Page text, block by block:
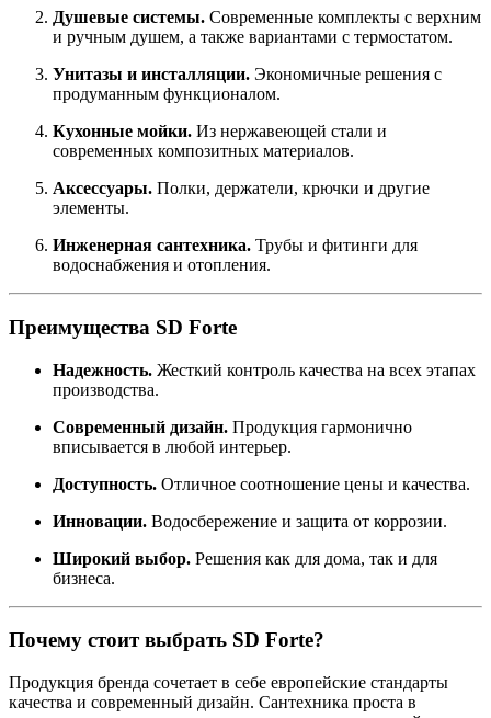
Душевые системы. Современные комплекты с верхним
и ручным душем, а также вариантами с термостатом.
Унитазы и инсталляции. Экономичные решения с
продуманным функционалом.
Кухонные мойки. Из нержавеющей стали и
современных композитных материалов.
Аксессуары. Полки, держатели, крючки и другие
элементы.
Инженерная сантехника. Трубы и фитинги для
водоснабжения и отопления.
Преимущества SD Forte
Надежность. Жесткий контроль качества на всех этапах
производства.
Современный дизайн. Продукция гармонично
вписывается в любой интерьер.
Доступность. Отличное соотношение цены и качества.
Инновации. Водосбережение и защита от коррозии.
Широкий выбор. Решения как для дома, так и для
бизнеса.
Почему стоит выбрать SD Forte?
Продукция бренда сочетает в себе европейские стандарты
качества и современный дизайн. Сантехника проста в